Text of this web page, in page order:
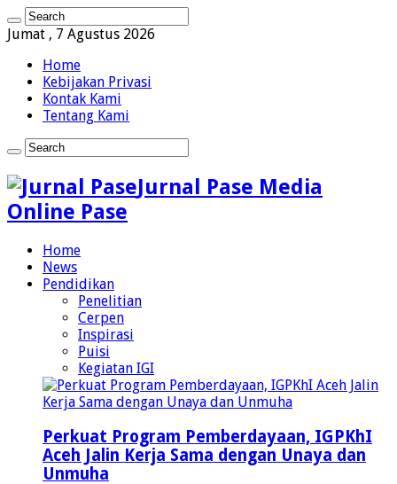
Jumat , 7 Agustus 2026
Home
Kebijakan Privasi
Kontak Kami
Tentang Kami
Jurnal Pase Media
Online Pase
Home
News
Pendidikan
Penelitian
Cerpen
Inspirasi
Puisi
Kegiatan IGI
Perkuat Program Pemberdayaan, IGPKhI
Aceh Jalin Kerja Sama dengan Unaya dan
Unmuha